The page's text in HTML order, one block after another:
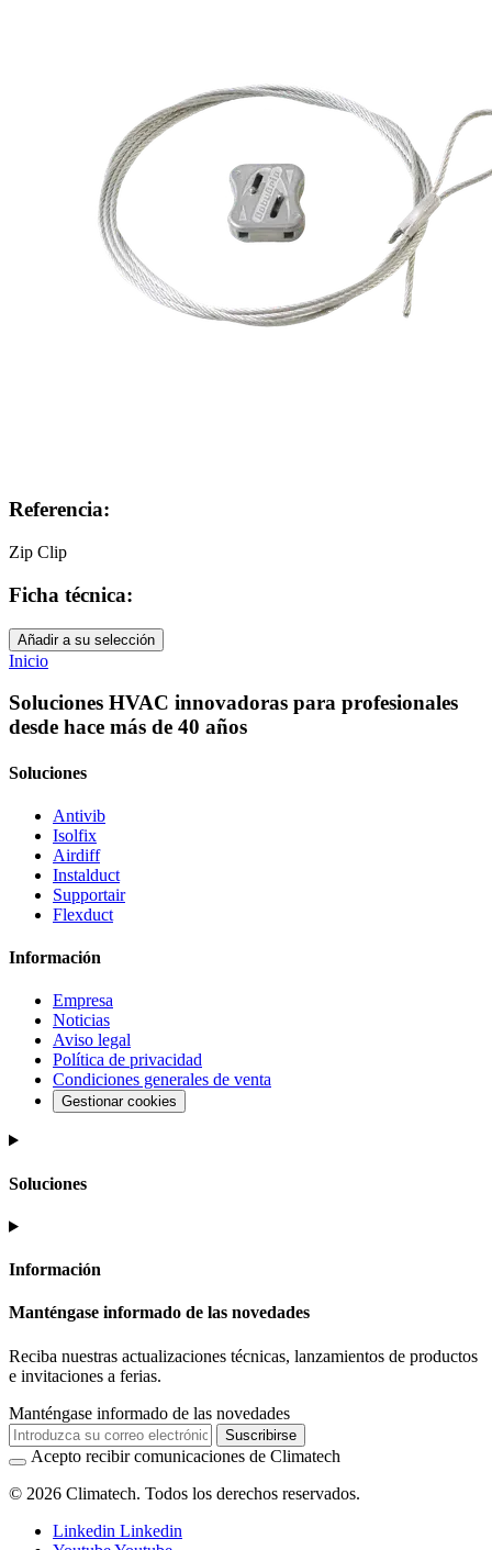
Referencia:
Zip Clip
Ficha técnica:
Añadir a su selección
Inicio
Soluciones HVAC innovadoras para profesionales
desde hace más de 40 años
Soluciones
Antivib
Isolfix
Airdiff
Instalduct
Supportair
Flexduct
Información
Empresa
Noticias
Aviso legal
Política de privacidad
Condiciones generales de venta
Gestionar cookies
Soluciones
Información
Manténgase informado de las novedades
Reciba nuestras actualizaciones técnicas, lanzamientos de productos
e invitaciones a ferias.
Manténgase informado de las novedades
Suscribirse
Acepto recibir comunicaciones de Climatech
© 2026 Climatech. Todos los derechos reservados.
Linkedin Linkedin